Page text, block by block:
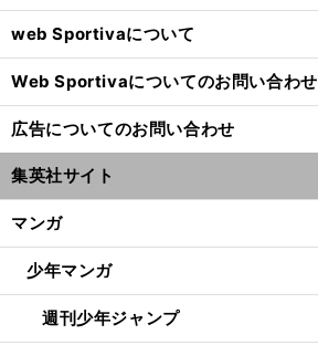
web Sportivaについて
Web Sportivaについてのお問い合わせ
広告についてのお問い合わせ
集英社サイト
マンガ
少年マンガ
週刊少年ジャンプ